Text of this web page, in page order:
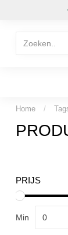
Home /
PRIJS
Min